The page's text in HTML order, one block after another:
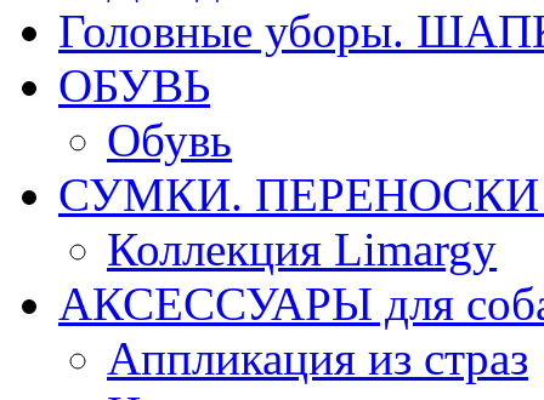
Головные уборы.
ОБУВЬ
Обувь
СУМКИ. ПЕРЕНОСКИ
Коллекция Limargy
АКСЕССУАРЫ для
Аппликация из страз